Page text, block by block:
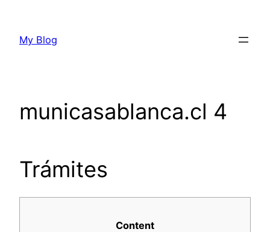
content
My Blog
municasablanca.cl 4
Trámites
Content